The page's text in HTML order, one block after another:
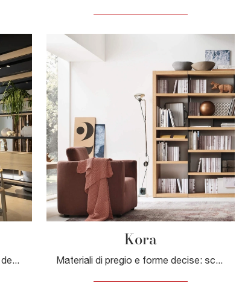
Clicca e scopri le Librerie divisorie design! Il modello Dedalo Novamobili saprà completare un soggiorno pratico e operativo.
Kora
Materiali di pregio e forme decise: scopri la libreria Kora di Maronese tra le più belle Librerie moderne componibili.